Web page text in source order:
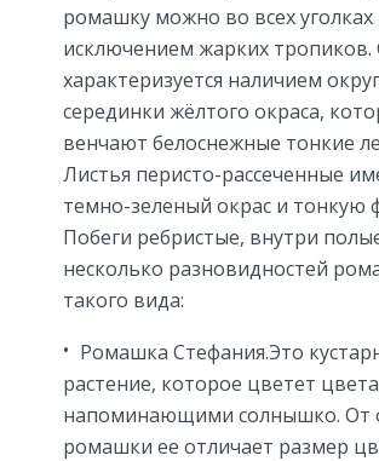
ромашку можно во всех уголках
исключением жарких тропиков.
характеризуется наличием
серединки жёлтого окраса,
венчают белоснежные тонкие
Листья перисто-рассеченные
темно-зеленый окрас и тонкую
Побеги ребристые, внутри
несколько разновидностей
такого вида:
Ромашка Стефания.Это
растение, которое цветет
напоминающими солнышко. От
ромашки ее отличает размер